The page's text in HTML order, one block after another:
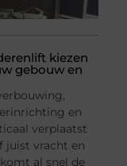
kiezen
gebouw en
en
verplaatst
juist vracht en
al snel de